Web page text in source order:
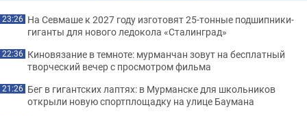
23:26 На Севмаше к 2027 году изготовят 25-тонные подшипники-
гиганты для нового ледокола «Сталинград»
22:36 Киновязание в темноте: мурманчан зовут на бесплатный
творческий вечер с просмотром фильма
21:26 Бег в гигантских лаптях: в Мурманске для школьников
открыли новую спортплощадку на улице Баумана